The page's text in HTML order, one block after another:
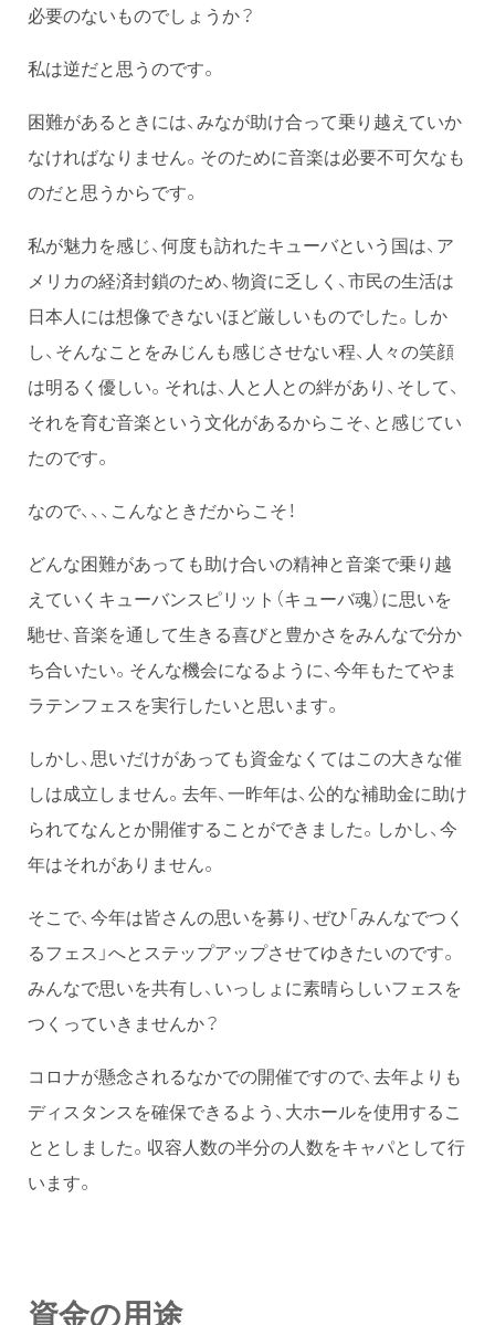
必要のないものでしょうか？
私は逆だと思うのです。
困難があるときには、みなが助け合って乗り越えていか
なければなりません。そのために音楽は必要不可欠なも
のだと思うからです。
私が魅力を感じ、何度も訪れたキューバという国は、ア
メリカの経済封鎖のため、物資に乏しく、市民の生活は
日本人には想像できないほど厳しいものでした。しか
し、そんなことをみじんも感じさせない程、人々の笑顔
は明るく優しい。それは、人と人との絆があり、そして、
それを育む音楽という文化があるからこそ、と感じてい
たのです。
なので、、、こんなときだからこそ！
どんな困難があっても助け合いの精神と音楽で乗り越
えていくキューバンスピリット（キューバ魂）に思いを
馳せ、音楽を通して生きる喜びと豊かさをみんなで分か
ち合いたい。そんな機会になるように、今年もたてやま
ラテンフェスを実行したいと思います。
しかし、思いだけがあっても資金なくてはこの大きな催
しは成立しません。去年、一昨年は、公的な補助金に助け
られてなんとか開催することができました。しかし、今
年はそれがありません。
そこで、今年は皆さんの思いを募り、ぜひ「みんなでつく
るフェス」へとステップアップさせてゆきたいのです。
みんなで思いを共有し、いっしょに素晴らしいフェスを
つくっていきませんか？
コロナが懸念されるなかでの開催ですので、去年よりも
ディスタンスを確保できるよう、大ホールを使用するこ
ととしました。収容人数の半分の人数をキャパとして行
います。
資金の用途